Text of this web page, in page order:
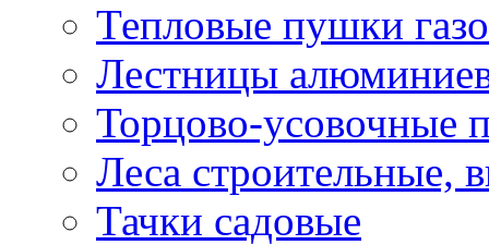
Тепловые пушки
Лестницы
Торцово-усовочные
Леса строительные,
Тачки садовые